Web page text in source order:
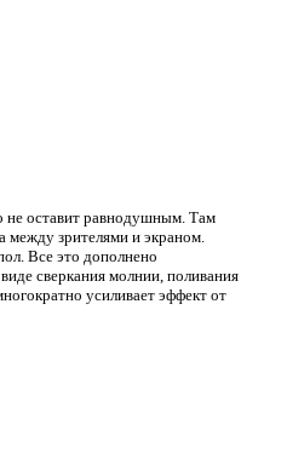
не оставит равнодушным. Там
между зрителями и экраном.
Все это дополнено
сверкания молнии, поливания
усиливает эффект от